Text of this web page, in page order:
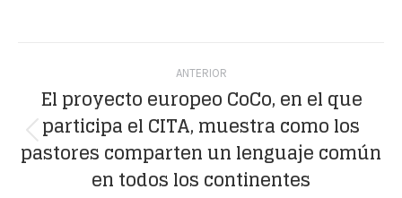
Navegación
entre
publicaciones
ANTERIOR
anterior:
El proyecto europeo CoCo, en el que
participa el CITA, muestra como los
pastores comparten un lenguaje común
en todos los continentes